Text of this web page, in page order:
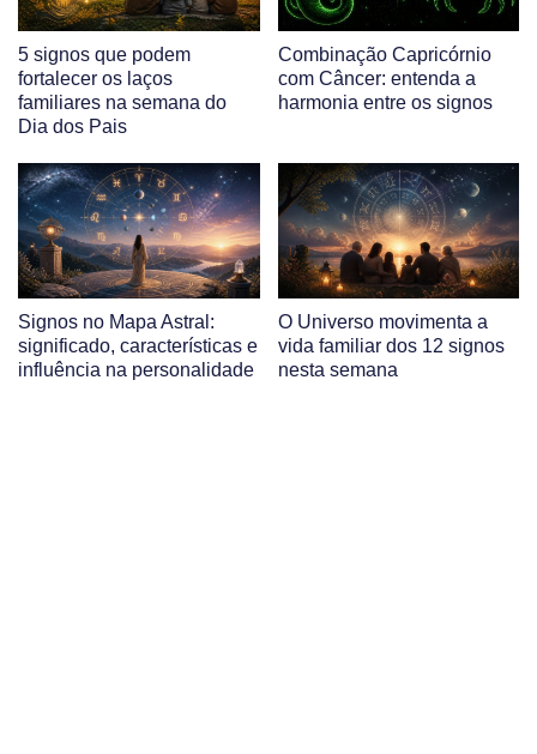
5 signos que podem
fortalecer os laços
familiares na semana do
Dia dos Pais
Combinação Capricórnio
com Câncer: entenda a
harmonia entre os signos
Signos no Mapa Astral:
significado, características e
influência na personalidade
O Universo movimenta a
vida familiar dos 12 signos
nesta semana